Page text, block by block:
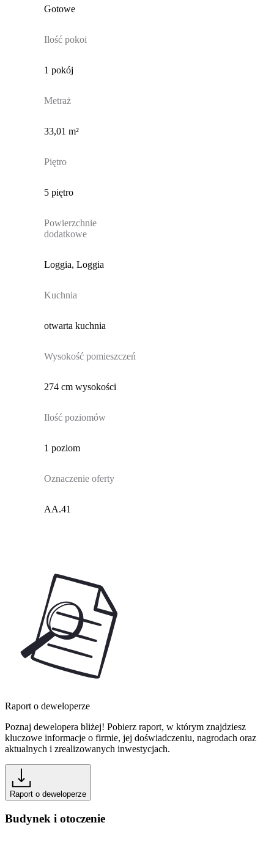
Gotowe
Ilość pokoi
1 pokój
Metraż
33,01 m²
Piętro
5 piętro
Powierzchnie
dodatkowe
Loggia, Loggia
Kuchnia
otwarta kuchnia
Wysokość pomieszczeń
274 cm wysokości
Ilość poziomów
1 poziom
Oznaczenie oferty
AA.41
Raport o deweloperze
Poznaj dewelopera bliżej! Pobierz raport, w którym znajdziesz
kluczowe informacje o firmie, jej doświadczeniu, nagrodach oraz
aktualnych i zrealizowanych inwestycjach.
Raport o deweloperze
Budynek i otoczenie